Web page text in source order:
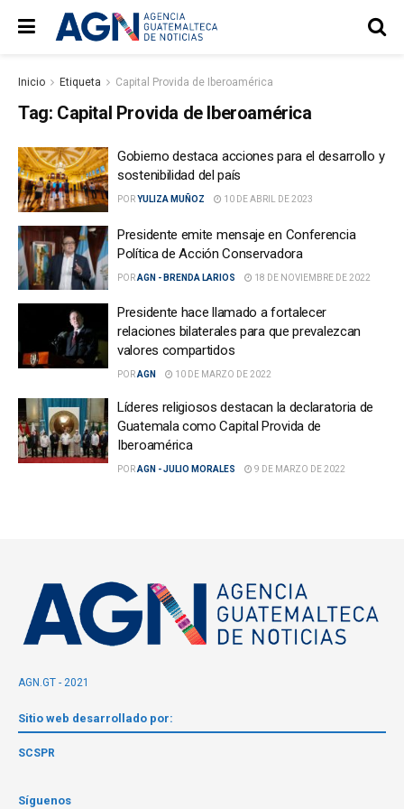
Inicio Etiqueta Capital Provida de Iberoamérica
Tag: Capital Provida de Iberoamérica
Gobierno destaca acciones para el desarrollo y
sostenibilidad del país
PORYULIZA MUÑOZ 10 DE ABRIL DE 2023
Presidente emite mensaje en Conferencia
Política de Acción Conservadora
PORAGN - BRENDA LARIOS 18 DE NOVIEMBRE DE 2022
Presidente hace llamado a fortalecer
relaciones bilaterales para que prevalezcan
valores compartidos
PORAGN 10 DE MARZO DE 2022
Líderes religiosos destacan la declaratoria de
Guatemala como Capital Provida de
Iberoamérica
PORAGN - JULIO MORALES 9 DE MARZO DE 2022
AGN.GT - 2021
Sitio web desarrollado por:
SCSPR
Síguenos